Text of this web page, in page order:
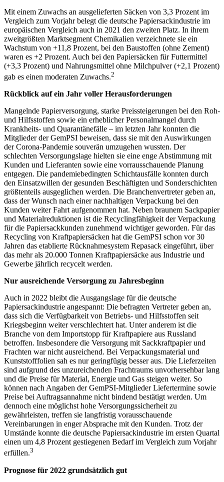
Mit einem Zuwachs an ausgelieferten Säcken von 3,3 Prozent im
Vergleich zum Vorjahr belegt die deutsche Papiersackindustrie im
europäischen Vergleich auch in 2021 den zweiten Platz. In ihrem
zweitgrößten Marktsegment Chemikalien verzeichnete sie ein
Wachstum von +11,8 Prozent, bei den Baustoffen (ohne Zement)
waren es +2 Prozent. Auch bei den Papiersäcken für Futtermittel
(+3,3 Prozent) und Nahrungsmittel ohne Milchpulver (+2,1 Prozent)
gab es einen moderaten Zuwachs.2
Rückblick auf ein Jahr voller Herausforderungen
Mangelnde Papierversorgung, starke Preissteigerungen bei den Roh-
und Hilfsstoffen sowie ein erheblicher Personalmangel durch
Krankheits- und Quarantänefälle – im letzten Jahr konnten die
Mitglieder der GemPSI beweisen, dass sie mit den Auswirkungen
der Corona-Pandemie souverän umzugehen wussten. Der
schlechten Versorgungslage hielten sie eine enge Abstimmung mit
Kunden und Lieferanten sowie eine vorrausschauende Planung
entgegen. Die pandemiebedingten Schichtausfälle konnten durch
den Einsatzwillen der gesunden Beschäftigten und Sonderschichten
größtenteils ausgeglichen werden. Die Branchenvertreter geben an,
dass der Wunsch nach einer nachhaltigen Verpackung bei den
Kunden weiter Fahrt aufgenommen hat. Neben braunem Sackpapier
und Materialreduktionen ist die Recyclingfähigkeit der Verpackung
für die Papiersackkunden zunehmend wichtiger geworden. Für das
Recycling von Kraftpapiersäcken hat die GemPSI schon vor 30
Jahren das etablierte Rücknahmesystem Repasack eingeführt, über
das mehr als 20.000 Tonnen Kraftpapiersäcke aus Industrie und
Gewerbe jährlich recycelt werden.
Nur ausreichende Versorgung zu Jahresbeginn
Auch in 2022 bleibt die Ausgangslage für die deutsche
Papiersackindustrie angespannt: Die befragten Vertreter geben an,
dass sich die Verfügbarkeit von Betriebs- und Hilfsstoffen seit
Kriegsbeginn weiter verschlechtert hat. Unter anderem ist die
Branche von dem Importstopp für Kraftpapiere aus Russland
betroffen. Insbesondere die Versorgung mit Sackkraftpapier und
Frachten war nicht ausreichend. Bei Verpackungsmaterial und
Kunststofffolien sah es nur geringfügig besser aus. Die Lieferzeiten
sind aufgrund des unzureichenden Frachtraums unvorhersehbar lang
und die Preise für Material, Energie und Gas steigen weiter. So
können nach Angaben der GemPSI-Mitglieder Liefertermine sowie
Preise bei Auftragsannahme nicht bindend bestätigt werden. Um
dennoch eine möglichst hohe Versorgungssicherheit zu
gewährleisten, treffen sie langfristig vorausschauende
Vereinbarungen in enger Absprache mit den Kunden. Trotz der
Umstände konnte die deutsche Papiersackindustrie im ersten Quartal
einen um 4,8 Prozent gestiegenen Bedarf im Vergleich zum Vorjahr
erfüllen.3
Prognose für 2022 grundsätzlich gut